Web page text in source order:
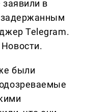
в
задержанным
Telegram.
были